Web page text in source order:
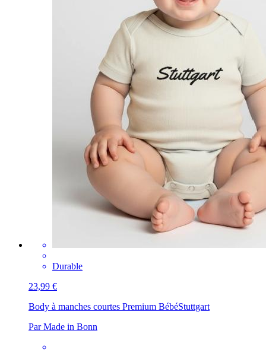
Durable
23,99 €
Body à manches courtes Premium BébéStuttgart
Par Made in Bonn